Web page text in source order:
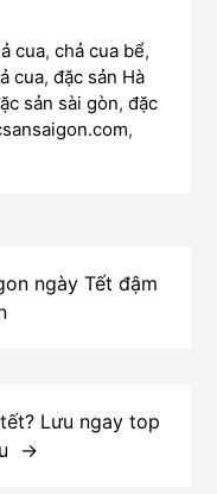
cua,chả cua bể,
cua,đặc sản Hà
sản sài gòn,đặc
,
ngày Tết đậm
Lưu ngay top